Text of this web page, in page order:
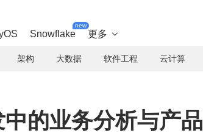
Snowflake
new
更多 
架构 大数据 软件工程 云计算
的业务分析与产品